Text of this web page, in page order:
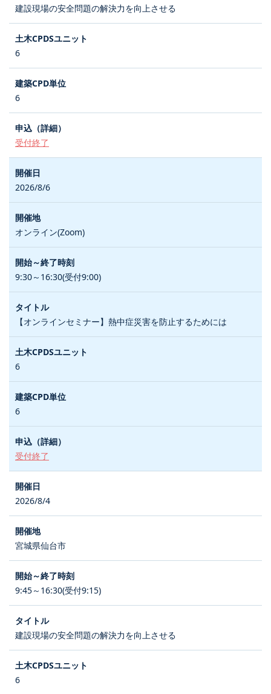
建設現場の安全問題の解決力を向上させる
6
6
受付終了
2026/8/6
オンライン(Zoom)
9:30～16:30(受付9:00)
【オンラインセミナー】熱中症災害を防止するためには
6
6
受付終了
2026/8/4
宮城県仙台市
9:45～16:30(受付9:15)
建設現場の安全問題の解決力を向上させる
6